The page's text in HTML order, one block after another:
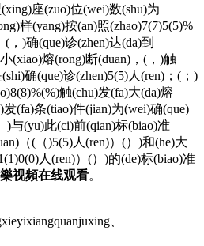
座(zuo)位(wei)数(shu)为
样(yang)按(an)照(zhao)7(7)5(5)%
，)确(que)诊(zhen)达(da)到
(xiao)熔(rong)断(duan)，(，)触
确(que)诊(zhen)5(5)人(ren)；(；)
触(chu)发(fa)大(da)熔
(fa)条(tiao)件(jian)为(wei)确(que)
)与(yu)此(ci)前(qian)标(biao)准
（(（)5(5)人(ren)）(）)和(he)大
人(ren)）(）)的(de)标(biao)准
视頻在线观看。
、